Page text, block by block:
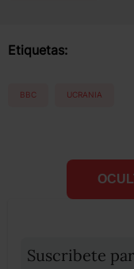
Etiquetas:
BBC UCRANIA
Suscribete